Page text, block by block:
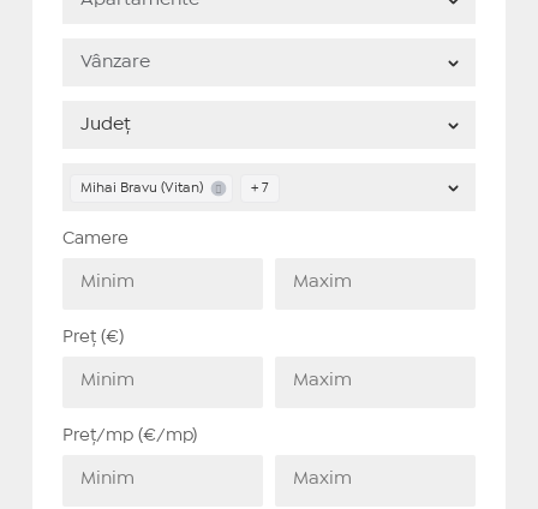
Mihai Bravu (Vitan) + 7
Camere
Preț (€)
Preț/mp (€/mp)